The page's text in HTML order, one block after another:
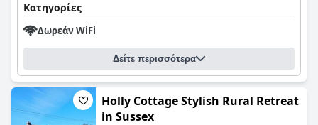
Κατηγορίες
Δωρεάν WiFi
Δείτε περισσότερα
Holly Cottage Stylish Rural Retreat
in Sussex